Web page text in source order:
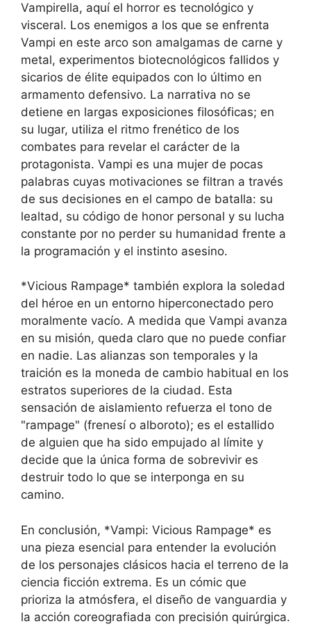
Vampirella, aquí el horror es tecnológico y
visceral. Los enemigos a los que se enfrenta
Vampi en este arco son amalgamas de carne y
metal, experimentos biotecnológicos fallidos y
sicarios de élite equipados con lo último en
armamento defensivo. La narrativa no se
detiene en largas exposiciones filosóficas; en
su lugar, utiliza el ritmo frenético de los
combates para revelar el carácter de la
protagonista. Vampi es una mujer de pocas
palabras cuyas motivaciones se filtran a través
de sus decisiones en el campo de batalla: su
lealtad, su código de honor personal y su lucha
constante por no perder su humanidad frente a
la programación y el instinto asesino.
*Vicious Rampage* también explora la soledad
del héroe en un entorno hiperconectado pero
moralmente vacío. A medida que Vampi avanza
en su misión, queda claro que no puede confiar
en nadie. Las alianzas son temporales y la
traición es la moneda de cambio habitual en los
estratos superiores de la ciudad. Esta
sensación de aislamiento refuerza el tono de
"rampage" (frenesí o alboroto); es el estallido
de alguien que ha sido empujado al límite y
decide que la única forma de sobrevivir es
destruir todo lo que se interponga en su
camino.
En conclusión, *Vampi: Vicious Rampage* es
una pieza esencial para entender la evolución
de los personajes clásicos hacia el terreno de la
ciencia ficción extrema. Es un cómic que
prioriza la atmósfera, el diseño de vanguardia y
la acción coreografiada con precisión quirúrgica.